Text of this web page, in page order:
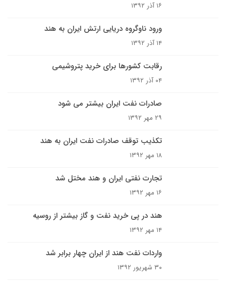
۱۶ آذر ۱۳۹۲
ورود ناوگروه دریایی ارتش ایران به هند
۱۴ آذر ۱۳۹۲
رقابت کشورها برای خرید پتروشیمی
۰۴ آذر ۱۳۹۲
صادرات نفت ایران بیشتر می شود
۲۹ مهر ۱۳۹۲
تکذیب توقف صادرات نفت ایران به هند
۱۸ مهر ۱۳۹۲
تجارت نفتی ایران و هند مختل شد
۱۶ مهر ۱۳۹۲
هند در پی خرید نفت و گاز بیشتر از روسیه
۱۴ مهر ۱۳۹۲
واردات نفت هند از ایران چهار برابر شد
۳۰ شهریور ۱۳۹۲